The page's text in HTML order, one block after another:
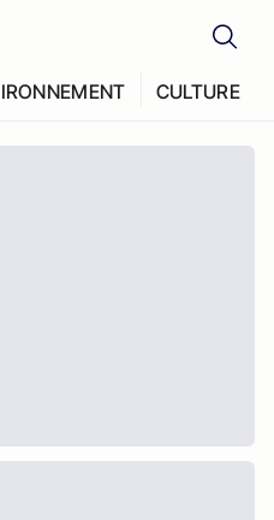
CULTURE